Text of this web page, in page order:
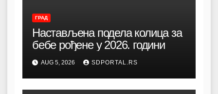
ГРАД
Настављена подела колица за
бебе рођене у 2026. години
AUG 5, 2026 SDPORTAL.RS